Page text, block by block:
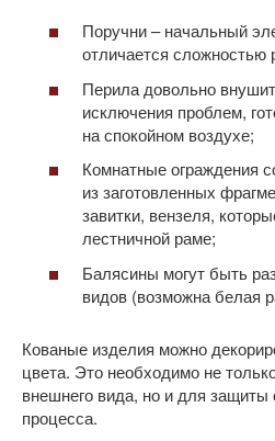
Поручни – начальный
отличается сложностью
Перила довольно
исключения проблем,
на спокойном воздухе;
Комнатные ограждения
из заготовленных
завитки, вензеля,
лестничной раме;
Балясины могут быть
видов (возможна белая
Кованые изделия можно
цвета. Это необходимо не
внешнего вида, но и для защиты
процесса.